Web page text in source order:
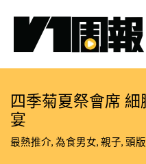
四季菊夏祭會席
宴
最熱推介, 為食男女, 親子, 頭版